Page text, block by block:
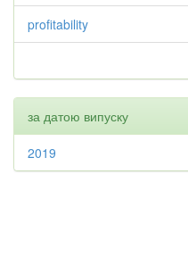
profitability
за датою випуску
2019